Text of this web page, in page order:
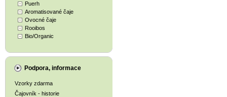
Puerh
Aromatisované čaje
Ovocné čaje
Rooibos
Bio/Organic
Podpora, informace
Vzorky zdarma
Čajovník - historie